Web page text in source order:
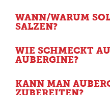
WANN/WARUM
SALZEN?
WIE SCHMECKT
AUBERGINE?
KANN MAN